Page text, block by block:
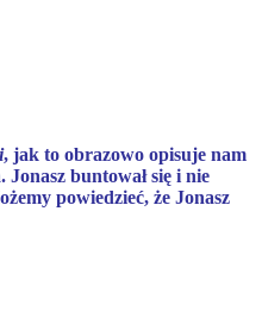
, jak to obrazowo opisuje nam
Jonasz buntował się i nie
powiedzieć, że Jonasz